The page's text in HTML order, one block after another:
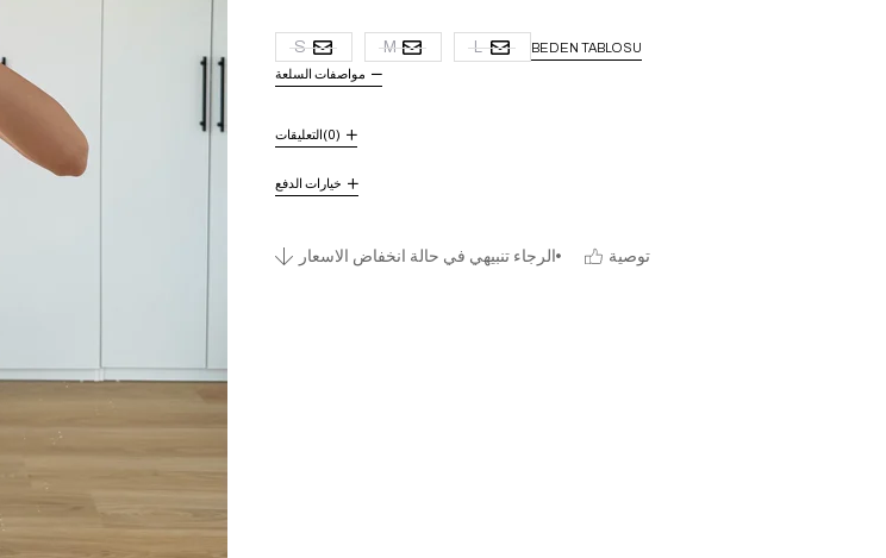
S M L
BEDEN TABLOSU
مواصفات السلعة
التعليقات(0)
خيارات الدفع
الرجاء تنبيهي في حالة انخفاض الاسعار توصية